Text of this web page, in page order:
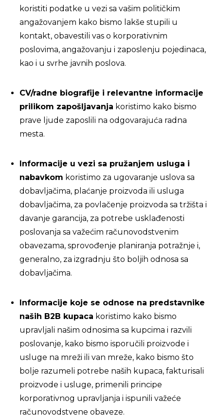
koristiti podatke u vezi sa vašim političkim
angažovanjem kako bismo lakše stupili u
kontakt, obavestili vas o korporativnim
poslovima, angažovanju i zaposlenju pojedinaca,
kao i u svrhe javnih poslova.
CV/radne biografije i relevantne informacije
prilikom zapošljavanja koristimo kako bismo
prave ljude zaposlili na odgovarajuća radna
mesta.
Informacije u vezi sa pružanjem usluga i
nabavkom koristimo za ugovaranje uslova sa
dobavljačima, plaćanje proizvoda ili usluga
dobavljačima, za povlačenje proizvoda sa tržišta i
davanje garancija, za potrebe usklađenosti
poslovanja sa važećim računovodstvenim
obavezama, sprovođenje planiranja potražnje i,
generalno, za izgradnju što boljih odnosa sa
dobavljačima.
Informacije koje se odnose na predstavnike
naših B2B kupaca koristimo kako bismo
upravljali našim odnosima sa kupcima i razvili
poslovanje, kako bismo isporučili proizvode i
usluge na mreži ili van mreže, kako bismo što
bolje razumeli potrebe naših kupaca, fakturisali
proizvode i usluge, primenili principe
korporativnog upravljanja i ispunili važeće
računovodstvene obaveze.